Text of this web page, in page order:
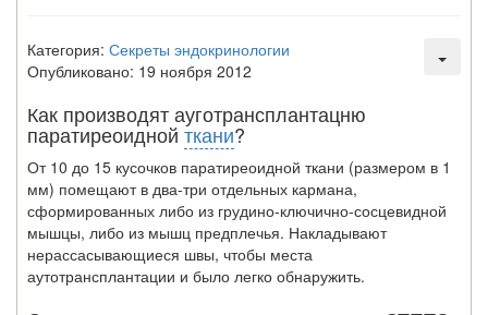
Категория: Секреты эндокринологии
Опубликовано: 19 ноября 2012
Как производят ауготрансплантацню
паратиреоидной ткани?
От 10 до 15 кусочков паратиреоидной ткани (размером в 1
мм) помещают в два-три отдельных кармана,
сформированных либо из грудино-ключично-сосцевидной
мышцы, либо из мышц предплечья. Накладывают
нерассасывающиеся швы, чтобы места
аутотрансплантации и было легко обнаружить.